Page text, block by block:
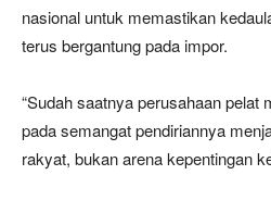
nasional untuk memastikan
terus bergantung pada impor.
“Sudah saatnya perusahaan pelat
pada semangat pendiriannya
rakyat, bukan arena kepentingan